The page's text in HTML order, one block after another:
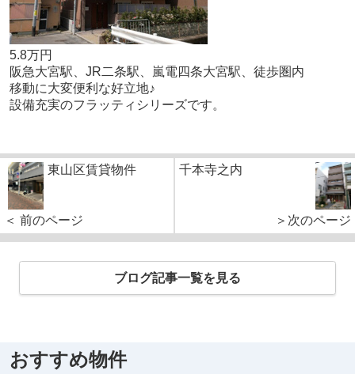
5.8万円
阪急大宮駅、JR二条駅、嵐電四条大宮駅、徒歩圏内
移動に大変便利な好立地♪
設備充実のフラッティシリーズです。
東山区賃貸物件
＜ 前のページ
千本寺之内
＞次のページ
ブログ記事一覧を見る
おすすめ物件